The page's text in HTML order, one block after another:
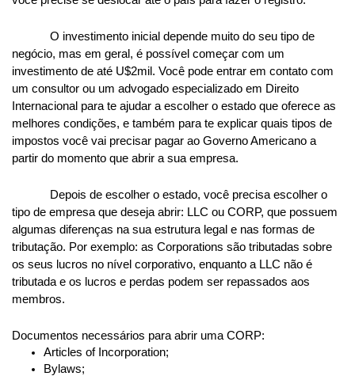
O investimento inicial depende muito do seu tipo de
negócio, mas em geral, é possível começar com um
investimento de até U$2mil. Você pode entrar em contato com
um consultor ou um advogado especializado em Direito
Internacional para te ajudar a escolher o estado que oferece as
melhores condições, e também para te explicar quais tipos de
impostos você vai precisar pagar ao Governo Americano a
partir do momento que abrir a sua empresa.
Depois de escolher o estado, você precisa escolher o
tipo de empresa que deseja abrir: LLC ou CORP, que possuem
algumas diferenças na sua estrutura legal e nas formas de
tributação. Por exemplo: as Corporations são tributadas sobre
os seus lucros no nível corporativo, enquanto a LLC não é
tributada e os lucros e perdas podem ser repassados aos
membros.
Documentos necessários para abrir uma CORP:
Articles of Incorporation;
Bylaws;
Nós utilizamos cookies
Consulte nossapolítica de cookies
informações.